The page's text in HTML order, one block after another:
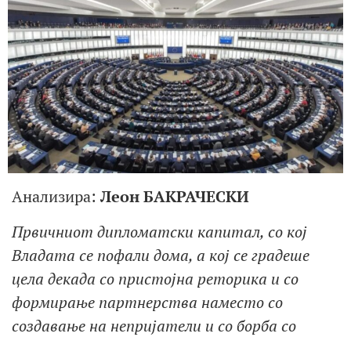
Анализира: Леон БАКРАЧЕСКИ
Првичниот дипломатски капитал, со кој
Владата се пофали дома, а кој се градеше
цела декада со пристојна реторика и со
формирање партнерства наместо со
создавање на непријатели и со борба со